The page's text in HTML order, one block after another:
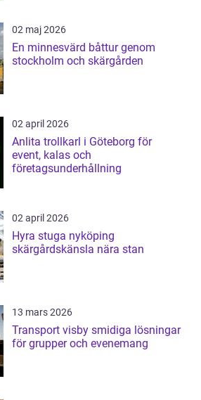
02 maj 2026
En minnesvärd båttur genom
stockholm och skärgården
02 april 2026
Anlita trollkarl i Göteborg för
event, kalas och
företagsunderhållning
02 april 2026
Hyra stuga nyköping
skärgårdskänsla nära stan
13 mars 2026
Transport visby smidiga lösningar
för grupper och evenemang